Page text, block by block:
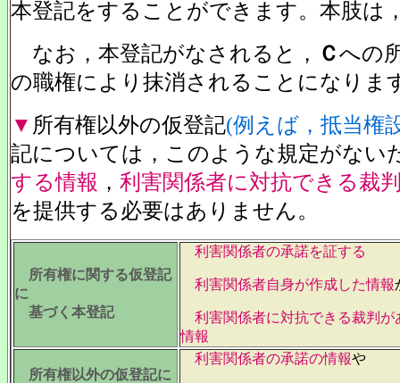
本登記をすることができます。本肢は
なお，本登記がなされると， Ｃへの
の職権により抹消されることになりま
▼ 所有権以外の仮登記(例えば，抵当権
記については，このような規定がない
する情報 ， 利害関係者に対抗できる裁
を提供する必要はありません。
所有権に関する仮登記
に
基づく本登記
利害関係者の承諾を証する
利害関係者自身が作成した情報
利害関係者に対抗できる裁判が
情報
所有権以外の仮登記に
利害関係者の承諾の情報や